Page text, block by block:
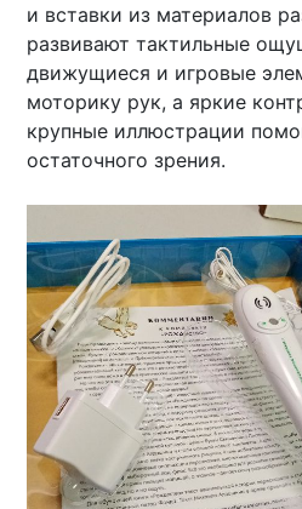
и вставки из материалов
развивают тактильные
движущиеся и игровые
моторику рук, а яркие
крупные иллюстрации
остаточного зрения.